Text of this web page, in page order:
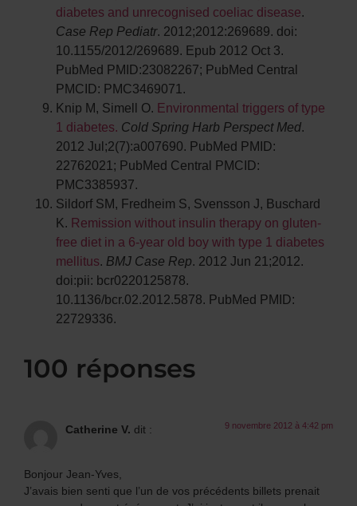
diabetes and unrecognised coeliac disease.
Case Rep Pediatr. 2012;2012:269689. doi:
10.1155/2012/269689. Epub 2012 Oct 3.
PubMed PMID:23082267; PubMed Central
PMCID: PMC3469071.
Knip M, Simell O. Environmental triggers of type
1 diabetes. Cold Spring Harb Perspect Med.
2012 Jul;2(7):a007690. PubMed PMID:
22762021; PubMed Central PMCID:
PMC3385937.
Sildorf SM, Fredheim S, Svensson J, Buschard
K. Remission without insulin therapy on gluten-
free diet in a 6-year old boy with type 1 diabetes
mellitus. BMJ Case Rep. 2012 Jun 21;2012.
doi:pii: bcr0220125878.
10.1136/bcr.02.2012.5878. PubMed PMID:
22729336.
100 réponses
Catherine V. dit : 9 novembre 2012 à 4:42 pm
Bonjour Jean-Yves,
J’avais bien senti que l’un de vos précédents billets prenait